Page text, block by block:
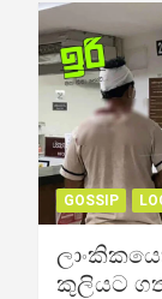
GOSSIP
කුලියට